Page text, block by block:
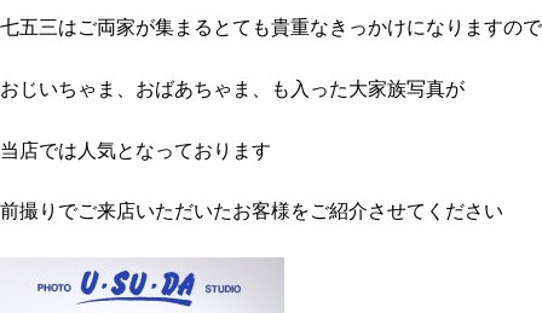
七五三はご両家が集まるとても貴重なきっかけになりますので
おじいちゃま、おばあちゃま、も入った大家族写真が
当店では人気となっております
前撮りでご来店いただいたお客様をご紹介させてください